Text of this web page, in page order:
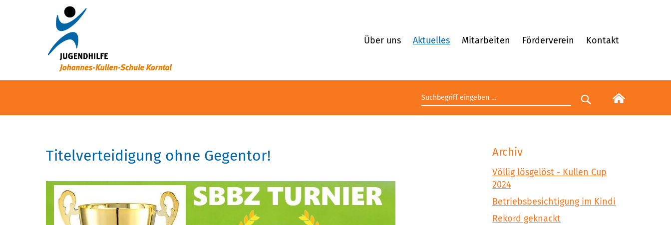
Über uns Aktuelles Mitarbeiten Förderverein Kontakt
Suchbegriff eingeben
Suche starten
Titelverteidigung ohne Gegentor! Archiv
Völlig lösgelöst - Kullen Cup
2024
Betriebsbesichtigung im Kindi
Rekord geknackt